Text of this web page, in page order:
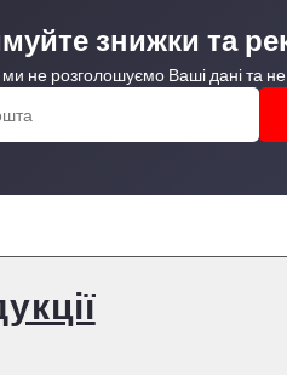
знижки та
ми не розголошуємо Ваші дані та